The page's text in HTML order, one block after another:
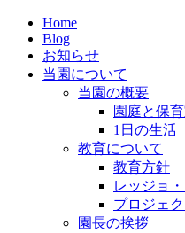
Home
Blog
お知らせ
当園について
当園の概要
園庭と保
1日の生活
教育について
教育方針
レッジョ
プロジェ
園長の挨拶